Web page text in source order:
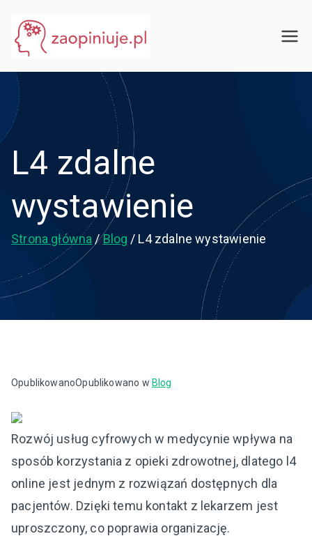
treści
L4 zdalne
wystawienie
Strona główna Blog L4 zdalne wystawienie
OpublikowanoOpublikowano w Blog
Rozwój usług cyfrowych w medycynie wpływa na
sposób korzystania z opieki zdrowotnej, dlatego l4
online jest jednym z rozwiązań dostępnych dla
pacjentów. Dzięki temu kontakt z lekarzem jest
uproszczony, co poprawia organizację.